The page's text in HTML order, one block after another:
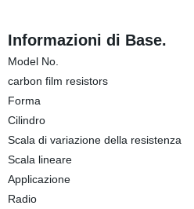
Informazioni di Base.
Model No.
carbon film resistors
Forma
Cilindro
Scala di variazione della resistenza
Scala lineare
Applicazione
Radio